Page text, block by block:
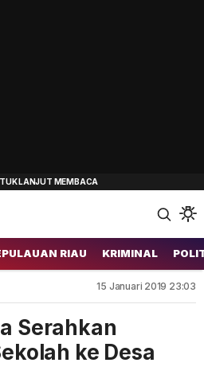
RIAU KRIMINAL
15 Januari 2019 23:03
Serahkan
ke Desa